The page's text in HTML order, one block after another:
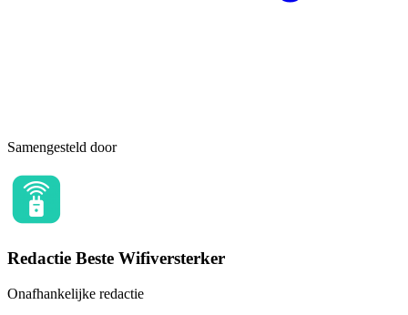
Samengesteld door
Redactie Beste Wifiversterker
Onafhankelijke redactie